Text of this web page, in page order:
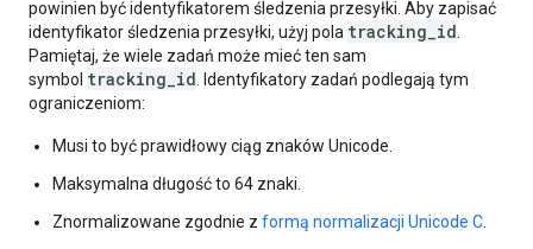
powinien być identyfikatorem śledzenia przesyłki. Aby zapisać
identyfikator śledzenia przesyłki, użyj pola tracking_id
Pamiętaj, że wiele zadań może mieć ten sam
symbol tracking_id . Identyfikatory zadań podlegają tym
ograniczeniom:
Musi to być prawidłowy ciąg znaków Unicode.
Maksymalna długość to 64 znaki.
Znormalizowane zgodnie z formą normalizacji Unicode C